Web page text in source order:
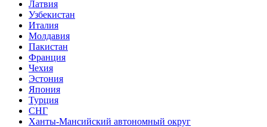
Латвия
Узбекистан
Италия
Молдавия
Пакистан
Франция
Чехия
Эстония
Япония
Турция
СНГ
Ханты-Мансийский автономный округ